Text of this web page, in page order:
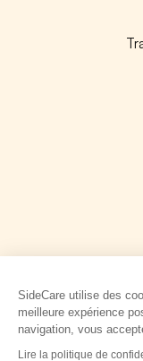
© 2026
SideCare utilise des
meilleure expérience
navigation, vous
Lire la politique de